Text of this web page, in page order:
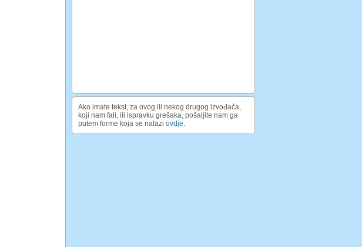
Ako imate tekst, za ovog ili nekog drugog izvođača,
koji nam fali, ili ispravku grešaka, pošaljite nam ga
putem forme koja se nalazi ovdje.